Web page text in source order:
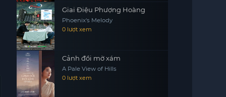
Giai Điệu Phượng Hoàng
Phoenix's Melody
0 lượt xem
Cảnh đồi mờ xám
A Pale View of Hills
0 lượt xem